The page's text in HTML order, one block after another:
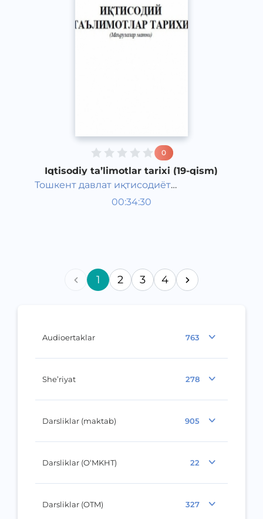
Audioertaklar 763
She’riyat 278
Darsliklar (maktab) 905
Darsliklar (O‘MKHT) 22
Darsliklar (OTM) 327
0
Iqtisodiy ta’limotlar tarixi (19-qism)
Тошкент давлат иқтисодиёт
00:34:30
O‘zbek tili
1 2 3 4